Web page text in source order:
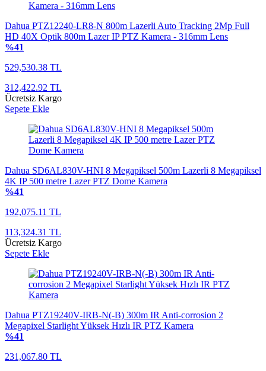
Dahua PTZ12240-LR8-N 800m Lazerli Auto Tracking 2Mp Full
HD 40X Optik 800m Lazer IP PTZ Kamera - 316mm Lens
%41
529,530.38 TL
312,422.92 TL
Ücretsiz Kargo
Sepete Ekle
Dahua SD6AL830V-HNI 8 Megapiksel 500m Lazerli 8 Megapiksel
4K IP 500 metre Lazer PTZ Dome Kamera
%41
192,075.11 TL
113,324.31 TL
Ücretsiz Kargo
Sepete Ekle
Dahua PTZ19240V-IRB-N(-B) 300m IR Anti-corrosion 2
Megapixel Starlight Yüksek Hızlı IR PTZ Kamera
%41
231,067.80 TL